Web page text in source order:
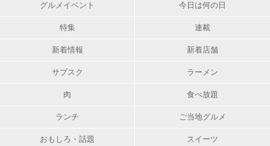
グルメイベント 今日は何の日
特集 連載
新着情報 新着店舗
サブスク ラーメン
肉 食べ放題
ランチ ご当地グルメ
おもしろ・話題 スイーツ